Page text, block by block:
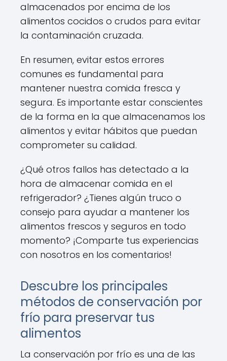
almacenados por encima de los
alimentos cocidos o crudos para evitar
la contaminación cruzada.
En resumen, evitar estos errores
comunes es fundamental para
mantener nuestra comida fresca y
segura. Es importante estar conscientes
de la forma en la que almacenamos los
alimentos y evitar hábitos que puedan
comprometer su calidad.
¿Qué otros fallos has detectado a la
hora de almacenar comida en el
refrigerador? ¿Tienes algún truco o
consejo para ayudar a mantener los
alimentos frescos y seguros en todo
momento? ¡Comparte tus experiencias
con nosotros en los comentarios!
Descubre los principales
métodos de conservación por
frío para preservar tus
alimentos
La conservación por frío es una de las